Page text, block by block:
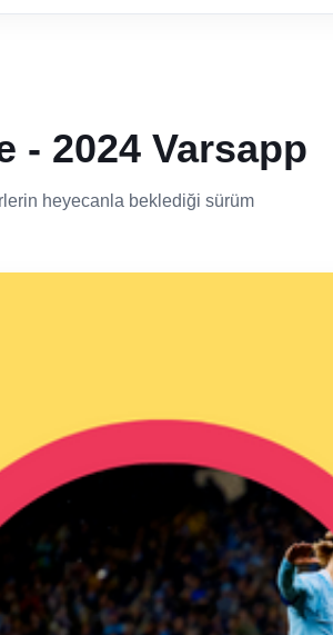
- 2024 Varsapp
heyecanla beklediği sürüm